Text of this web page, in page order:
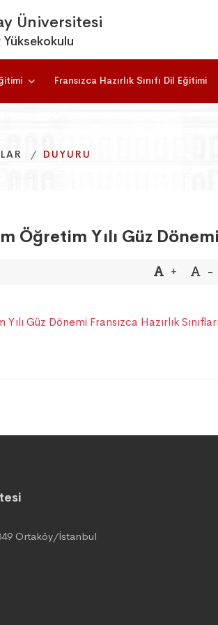
Üniversitesi
Yüksekokulu
Fransızca Hazırlık Sınıfı Dil Eğitimi
DUYURU
DUYURU
DUYURU
Öğretim Yılı Güz Dönemi
+ -
Güz Dönemi Fransızca Hazırlık
Ortaköy/İstanbul